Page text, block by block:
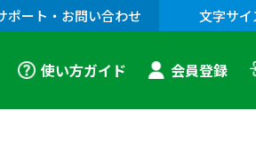
ポート・お問い合わせ 文字サイ
使い方ガイド 会員登録